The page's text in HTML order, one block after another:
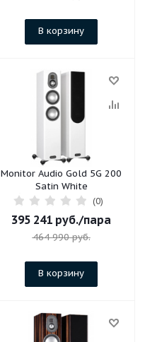
В корзину
Monitor Audio Gold 5G 200
Satin White
(0)
395 241 руб./пара
464 990руб.
В корзину